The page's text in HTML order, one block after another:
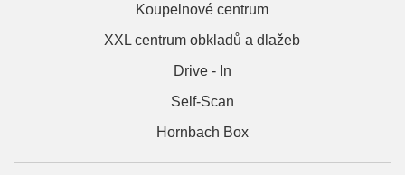
Koupelnové centrum
XXL centrum obkladů a dlažeb
Drive - In
Self-Scan
Hornbach Box